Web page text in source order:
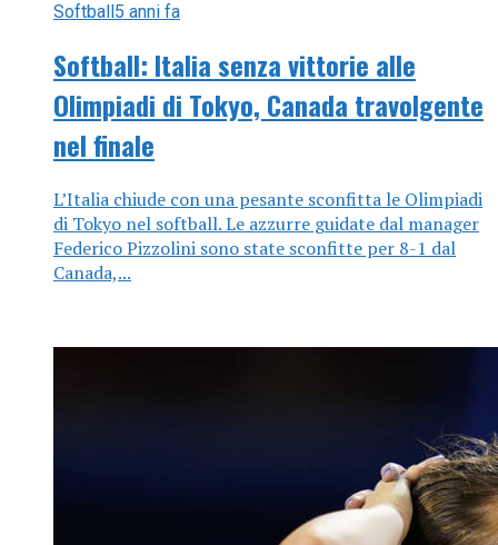
Softball5 anni fa
Softball: Italia senza vittorie alle
Olimpiadi di Tokyo, Canada travolgente
nel finale
L’Italia chiude con una pesante sconfitta le Olimpiadi
di Tokyo nel softball. Le azzurre guidate dal manager
Federico Pizzolini sono state sconfitte per 8-1 dal
Canada,...